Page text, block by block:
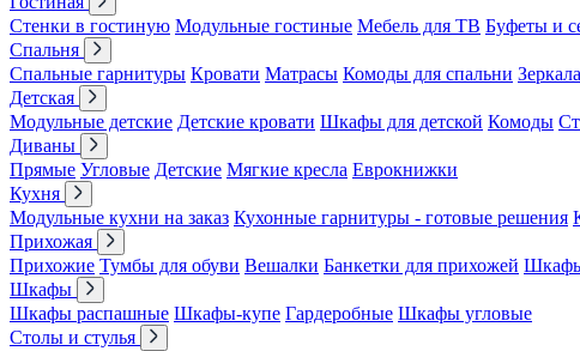
Стенки в гостиную Модульные гостиные Мебель для ТВ Буфеты и
Спальня
Спальные гарнитуры Кровати Матрасы Комоды для спальни Зеркала
Детская
Модульные детские Детские кровати Шкафы для детской Комоды
Диваны
Прямые Угловые Детские Мягкие кресла Еврокнижки
Кухня
Модульные кухни на заказ Кухонные гарнитуры - готовые решения
Прихожая
Прихожие Тумбы для обуви Вешалки Банкетки для прихожей
Шкафы
Шкафы распашные Шкафы-купе Гардеробные Шкафы угловые
Столы и стулья